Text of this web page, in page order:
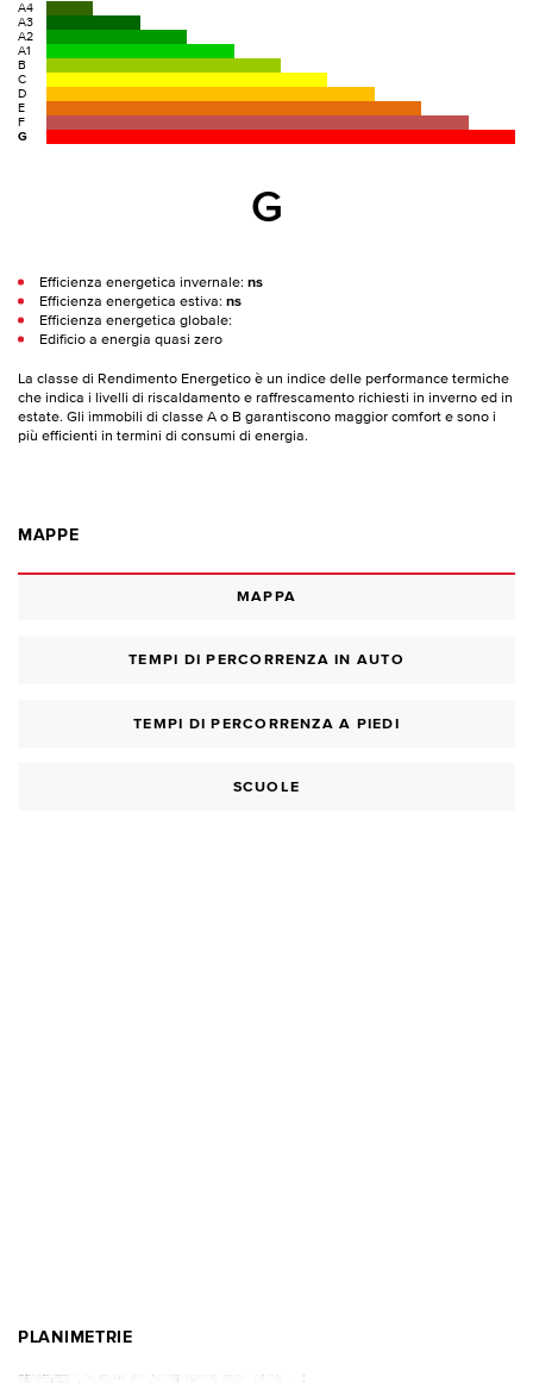
A4
A3
A2
A1
B
C
D
E
F
G
G
Efficienza energetica invernale: ns
Efficienza energetica estiva: ns
Efficienza energetica globale:
Edificio a energia quasi zero
La classe di Rendimento Energetico è un indice delle performance termiche
che indica i livelli di riscaldamento e raffrescamento richiesti in inverno ed in
estate. Gli immobili di classe A o B garantiscono maggior comfort e sono i
più efficienti in termini di consumi di energia.
MAPPE
MAPPA
TEMPI DI PERCORRENZA IN AUTO
TEMPI DI PERCORRENZA A PIEDI
SCUOLE
PLANIMETRIE